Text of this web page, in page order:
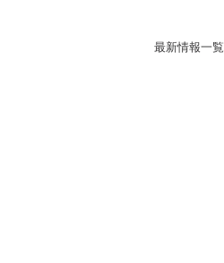
最新情報一覧